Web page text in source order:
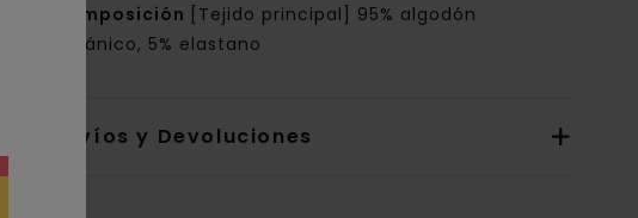
Composición [Tejido principal] 95% algodón
orgánico, 5% elastano
Envíos y Devoluciones